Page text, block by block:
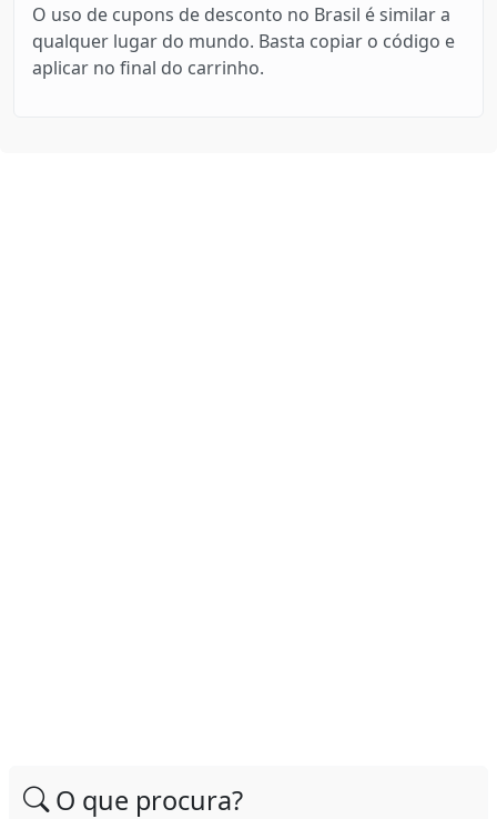
O uso de cupons de desconto no Brasil é similar a
qualquer lugar do mundo. Basta copiar o código e
aplicar no final do carrinho.
O que procura?